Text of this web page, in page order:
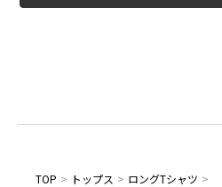
TOP > トップス > ロングTシャツ >